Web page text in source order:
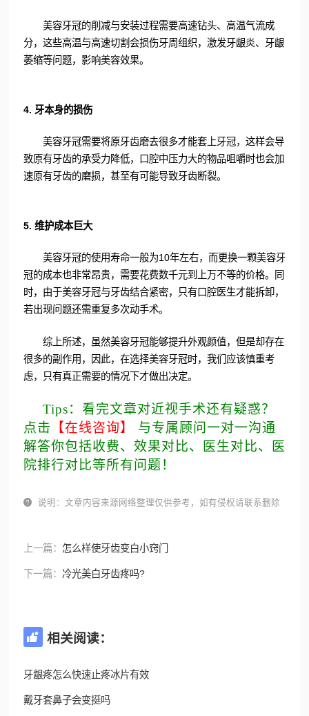
美容牙冠的削减与安装过程需要高速钻头、高温气流成
分，这些高温与高速切割会损伤牙周组织，激发牙龈炎、牙龈
萎缩等问题，影响美容效果。
4. 牙本身的损伤
美容牙冠需要将原牙齿磨去很多才能套上牙冠，这样会导
致原有牙齿的承受力降低，口腔中压力大的物品咀嚼时也会加
速原有牙齿的磨损，甚至有可能导致牙齿断裂。
5. 维护成本巨大
美容牙冠的使用寿命一般为10年左右，而更换一颗美容牙
冠的成本也非常昂贵，需要花费数千元到上万不等的价格。同
时，由于美容牙冠与牙齿结合紧密，只有口腔医生才能拆卸，
若出现问题还需重复多次动手术。
综上所述，虽然美容牙冠能够提升外观颜值，但是却存在
很多的副作用，因此，在选择美容牙冠时，我们应该慎重考
虑，只有真正需要的情况下才做出决定。
Tips：看完文章对近视手术还有疑惑？
点击 【在线咨询】
与专属顾问一对一沟通
解答你包括收费、效果对比、医生对比、医
院排行对比等所有问题！
 说明：文章内容来源网络整理仅供参考，如有侵权请联系删除
上一篇： 怎么样使牙齿变白小窍门
下一篇： 冷光美白牙齿疼吗?
 相关阅读：
牙龈疼怎么快速止疼冰片有效
戴牙套鼻子会变挺吗